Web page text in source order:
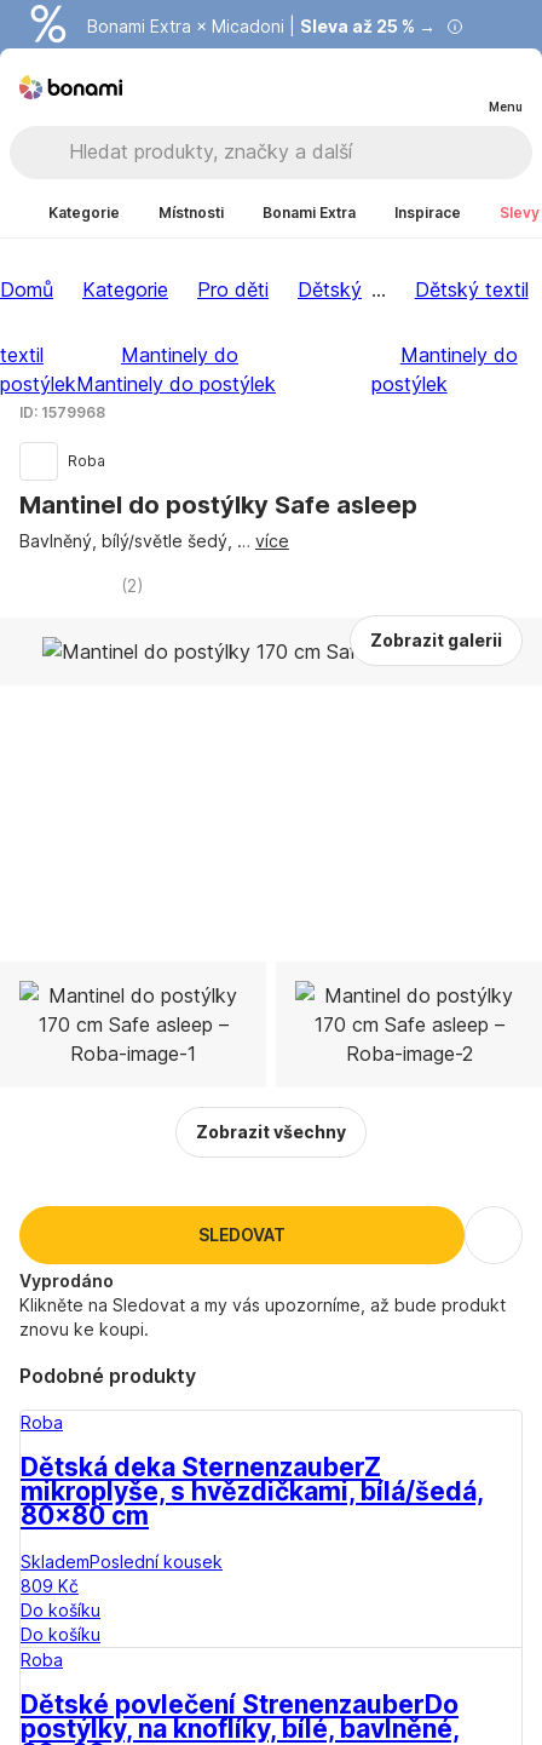
Bonami Extra × Micadoni | Sleva až 25 % →
Summer Sale | Ušetřete až 40 % →
Menu
Kategorie Místnosti Bonami Extra Inspirace
Domů Kategorie Pro děti Dětský
textil
Mantinely do
postýlekMantinely do postýlek
... Dětský textil
Mantinely do
postýlek
Zobrazit galerii
Zobrazit všechny
ID: 1579968
Roba
Mantinel do postýlky Safe asleep
Bavlněný, bílý/světle šedý , … více
(2)
SLEDOVAT
Vyprodáno
Klikněte na Sledovat a my vás upozorníme, až bude produkt
znovu ke koupi.
Podobné produkty
Roba
Dětská deka SternenzauberZ
mikroplyše, s hvězdičkami, bílá/šedá,
80x80 cm
SklademPoslední kousek
809 Kč
Do košíku
Do košíku
Roba
Dětské povlečení Strenenzauber Do
postýlky, na knoflíky, bílé, bavlněné,